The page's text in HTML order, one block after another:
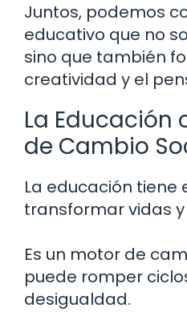
Juntos, podemos
educativo que no
sino que también
creatividad y el
La Educación
de Cambio
La educación tiene
transformar vidas
Es un motor de
puede romper
desigualdad.